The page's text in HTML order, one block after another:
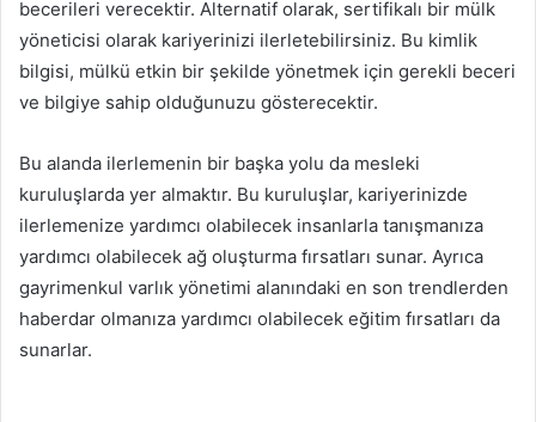
becerileri verecektir. Alternatif olarak, sertifikalı bir mülk
yöneticisi olarak kariyerinizi ilerletebilirsiniz. Bu kimlik
bilgisi, mülkü etkin bir şekilde yönetmek için gerekli beceri
ve bilgiye sahip olduğunuzu gösterecektir.
Bu alanda ilerlemenin bir başka yolu da mesleki
kuruluşlarda yer almaktır. Bu kuruluşlar, kariyerinizde
ilerlemenize yardımcı olabilecek insanlarla tanışmanıza
yardımcı olabilecek ağ oluşturma fırsatları sunar. Ayrıca
gayrimenkul varlık yönetimi alanındaki en son trendlerden
haberdar olmanıza yardımcı olabilecek eğitim fırsatları da
sunarlar.